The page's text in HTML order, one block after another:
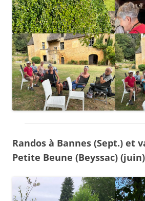
Randos à Bannes (Sept.) et
Petite Beune (Beyssac) (juin)